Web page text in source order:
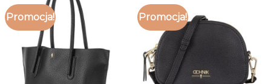
Promocja! Promocja!